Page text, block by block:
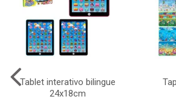
Tablet interativo bilingue
24x18cm